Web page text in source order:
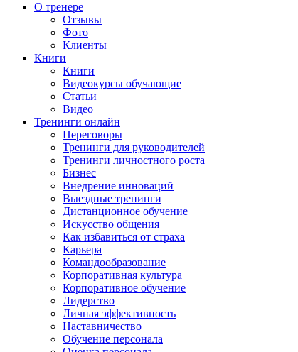
О тренере
Отзывы
Фото
Клиенты
Книги
Книги
Видеокурсы обучающие
Статьи
Видео
Тренинги онлайн
Переговоры
Тренинги для руководителей
Тренинги личностного роста
Бизнес
Внедрение инноваций
Выездные тренинги
Дистанционное обучение
Искусство общения
Как избавиться от страха
Карьера
Командообразование
Корпоративная культура
Корпоративное обучение
Лидерство
Личная эффективность
Наставничество
Обучение персонала